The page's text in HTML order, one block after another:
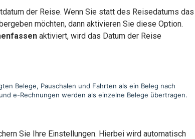
der Reise. Wenn Sie statt des Reisedatums das
möchten, dann aktivieren Sie diese Option.
aktiviert, wird das Datum der Reise
Belege, Pauschalen und Fahrten als ein Beleg nach
e-Rechnungen werden als einzelne Belege übertragen.
Sie Ihre Einstellungen. Hierbei wird automatisch